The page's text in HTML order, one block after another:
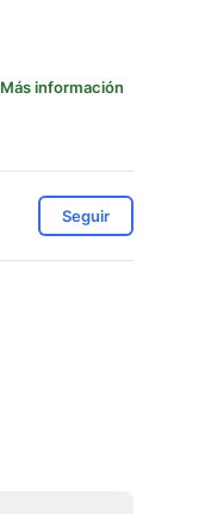
Más información
Seguir